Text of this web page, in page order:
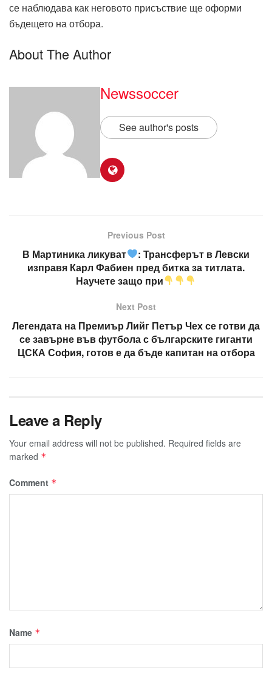
се наблюдава как неговото присъствие ще оформи
бъдещето на отбора.
About The Author
Newssoccer
See author's posts
Previous Post
В Мартиника ликуват
: Трансферът в Левски
изправя Карл Фабиен пред битка за титлата.
Научете защо при
Next Post
Легендата на Премиър Лийг Петър Чех се готви да
се завърне във футбола с българските гиганти
ЦСКА София, готов е да бъде капитан на отбора
Leave a Reply
Your email address will not be published. Required fields are
marked *
Comment *
Name *